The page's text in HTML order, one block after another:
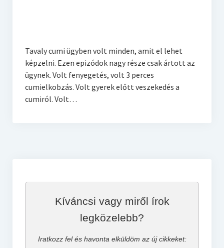
Otthon
Konyha
Tavaly cumi ügyben volt minden, amit el lehet
képzelni. Ezen epizódok nagy része csak ártott az
ügynek. Volt fenyegetés, volt 3 perces
cumielkobzás. Volt gyerek előtt veszekedés a
cumiról. Volt…
Kíváncsi vagy miről írok
legközelebb?
Iratkozz fel és havonta elküldöm az új cikkeket: